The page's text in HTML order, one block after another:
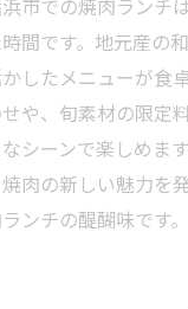
間です。地元産の和
したメニューが食
や、旬素材の限定
シーンで楽しめま
肉の新しい魅力を
ンチの醍醐味です。